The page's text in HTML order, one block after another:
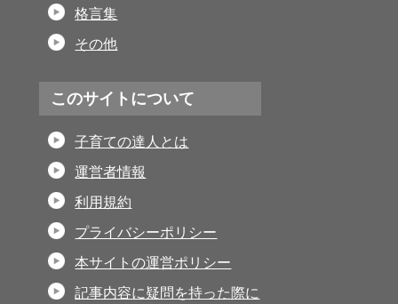
格言集
その他
このサイトについて
子育ての達人とは
運営者情報
利用規約
プライバシーポリシー
本サイトの運営ポリシー
記事内容に疑問を持った際に